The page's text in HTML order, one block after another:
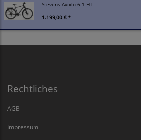
Stevens Aviolo 6.1 HT
1.199,00 € *
Rechtliches
AGB
Impressum